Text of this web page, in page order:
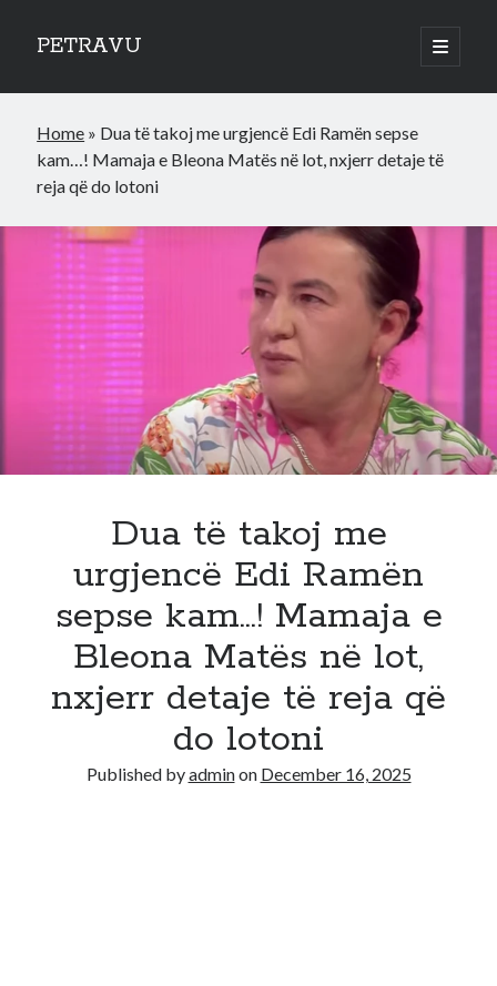
PETRAVU
open
primary
Sidebar
Bank
Credit Cards
Uncategorized
Home » Dua të takoj me urgjencë Edi Ramën sepse
kam…! Mamaja e Bleona Matës në lot, nxjerr detaje të
reja që do lotoni
Dua të takoj me
urgjencë Edi Ramën
sepse kam…! Mamaja e
Bleona Matës në lot,
nxjerr detaje të reja që
do lotoni
Published byadminon December 16, 2025